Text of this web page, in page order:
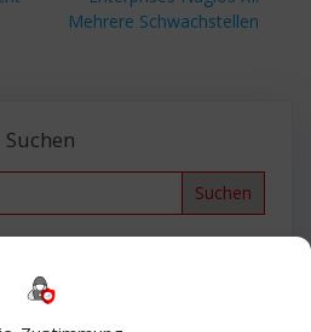
Mehrere Schwachstellen
Suchen
Search